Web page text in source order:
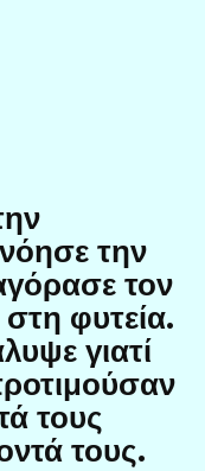
την
τον
φυτεία.
γιατί
τους
τους.